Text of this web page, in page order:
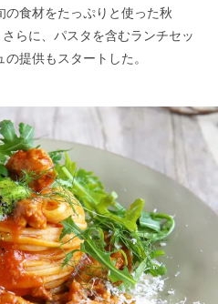
の食材をたっぷりと使った秋
らに、パスタを含むランチセッ
提供もスタートした。